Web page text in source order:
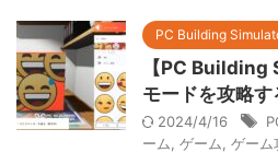
PC Building
【PC
モードを攻略す
2024/4/16
ーム
ゲーム ゲーム